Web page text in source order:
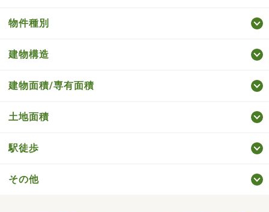
物件種別
建物構造
建物面積/専有面積
土地面積
駅徒歩
その他